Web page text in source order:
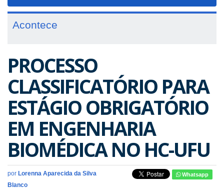
Acontece
PROCESSO
CLASSIFICATÓRIO PARA
ESTÁGIO OBRIGATÓRIO
EM ENGENHARIA
BIOMÉDICA NO HC-UFU
por Lorenna Aparecida da Silva
Blanco
Whatsapp